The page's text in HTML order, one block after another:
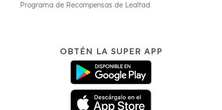
Programa de Recompensas de Lealtad
OBTÉN LA SUPER APP